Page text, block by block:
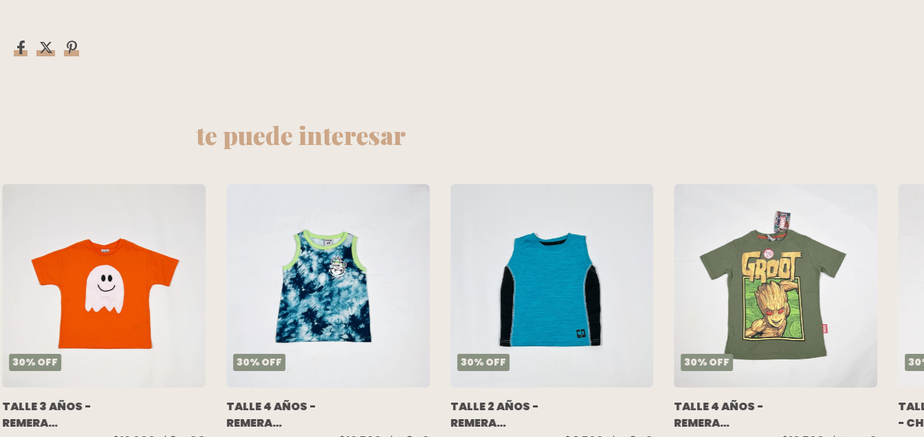
te puede interesar
30% OFF
TALLE 3 AÑOS -
REMERA
30% OFF
TALLE 4 AÑOS -
REMERA
30% OFF
TALLE 2 AÑOS -
REMERA
30% OFF
TALLE 4 AÑOS -
REMERA
30
-